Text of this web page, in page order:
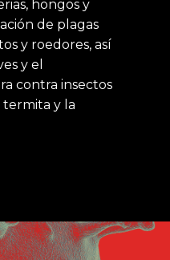
hongos y
de plagas
y roedores, así
y el
contra insectos
termita y la